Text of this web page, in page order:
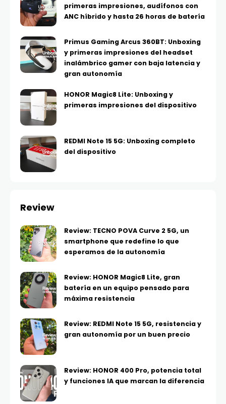
primeras impresiones, audífonos con
ANC híbrido y hasta 26 horas de batería
Primus Gaming Arcus 360BT: Unboxing
y primeras impresiones del headset
inalámbrico gamer con baja latencia y
gran autonomía
HONOR Magic8 Lite: Unboxing y
primeras impresiones del dispositivo
REDMI Note 15 5G: Unboxing completo
del dispositivo
Review
Review: TECNO POVA Curve 2 5G, un
smartphone que redefine lo que
esperamos de la autonomía
Review: HONOR Magic8 Lite, gran
batería en un equipo pensado para
máxima resistencia
Review: REDMI Note 15 5G, resistencia y
gran autonomía por un buen precio
Review: HONOR 400 Pro, potencia total
y funciones IA que marcan la diferencia